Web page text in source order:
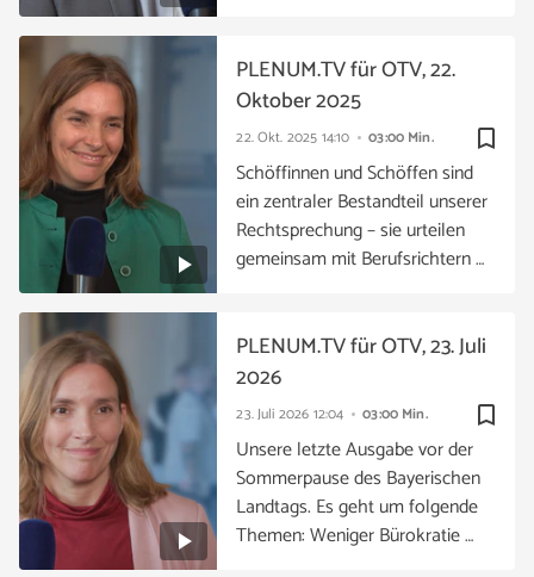
bookmark_border
22. Okt. 2025 14:10 03:00 Min.
PLENUM.TV für OTV, 22.
Oktober 2025
Schöffinnen und Schöffen sind
ein zentraler Bestandteil unserer
Rechtsprechung – sie urteilen
gemeinsam mit Berufsrichtern …
bookmark_border
23. Juli 2026 12:04 03:00 Min.
PLENUM.TV für OTV, 23. Juli
2026
Unsere letzte Ausgabe vor der
Sommerpause des Bayerischen
Landtags. Es geht um folgende
Themen: Weniger Bürokratie …